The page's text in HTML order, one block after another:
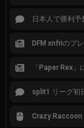
日本人で勝利
「Paper Rex
split1 リーグ初
Crazy Raccoon